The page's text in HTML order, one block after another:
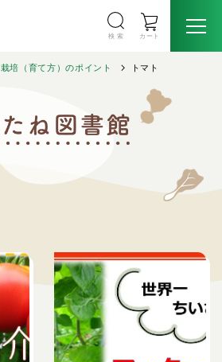
検 索 カート
栽培（育て方）のポイント トマト